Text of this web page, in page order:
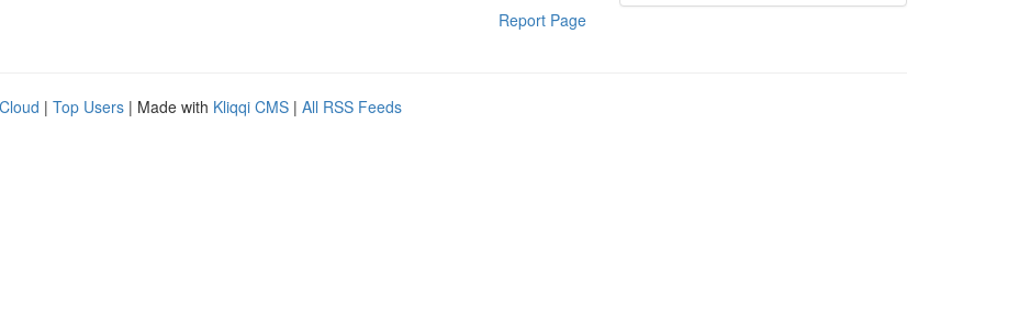
Report Page
| Top Users | Made with Kliqqi CMS | All RSS Feeds